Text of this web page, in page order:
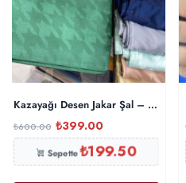
Kazayağı Desen Jakar Şal – Zümrüt
₺600.00 ₺399.00
Sepette₺199.50